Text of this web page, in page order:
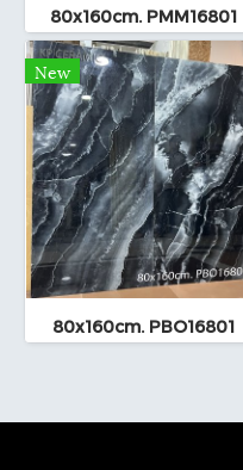
80x160cm. PMM16801
New
80x160cm. PBO16801